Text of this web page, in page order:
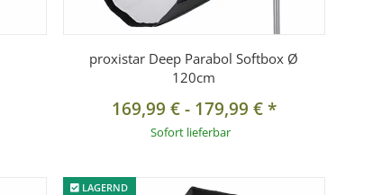
proxistar Deep Parabol Softbox Ø
120cm
169,99 €- 179,99 €*
Sofort lieferbar
LAGERND